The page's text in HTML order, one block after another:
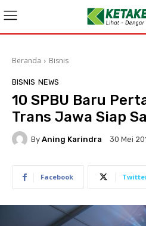
Beranda Bisnis
BISNIS NEWS
10 SPBU Baru
Trans Jawa Siap
By Aning Karindra 30 Mei
Facebook